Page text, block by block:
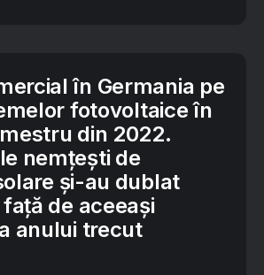
în Germania pe
fotovoltaice în
din 2022.
nemțești de
și-au dublat
de aceeași
anului trecut